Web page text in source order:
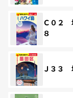
Ｃ０２
８
Ｊ３３